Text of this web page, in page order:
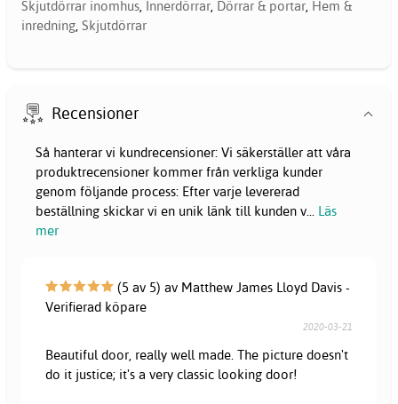
Skjutdörrar inomhus, Innerdörrar, Dörrar & portar, Hem &
inredning, Skjutdörrar
Recensioner
Så hanterar vi kundrecensioner: Vi säkerställer att våra
produktrecensioner kommer från verkliga kunder
genom följande process: Efter varje levererad
beställning skickar vi en unik länk till kunden v
Läs
mer
(5 av 5) av Matthew James Lloyd Davis -
Verifierad köpare
2020-03-21
Beautiful door, really well made. The picture doesn't
do it justice; it's a very classic looking door!